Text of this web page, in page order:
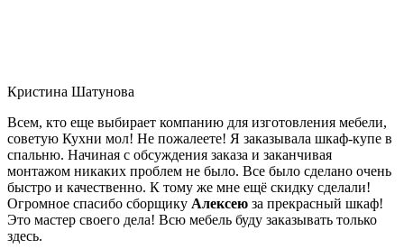
Кристина Шатунова
Всем, кто еще выбирает компанию для изготовления мебели,
советую Кухни мол! Не пожалеете! Я заказывала шкаф-купе в
спальню. Начиная с обсуждения заказа и заканчивая
монтажом никаких проблем не было. Все было сделано очень
быстро и качественно. К тому же мне ещё скидку сделали!
Огромное спасибо сборщику Алексею за прекрасный шкаф!
Это мастер своего дела! Всю мебель буду заказывать только
здесь.